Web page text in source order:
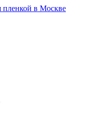
пленкой в Москве